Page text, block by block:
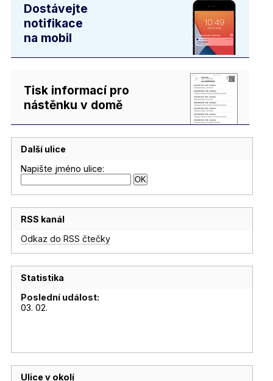
Dostávejte
notifikace
na mobil
Tisk informací pro
nástěnku v domě
Další ulice
Napište jméno ulice:
RSS kanál
Odkaz do RSS čtečky
Statistika
Poslední událost:
03. 02.
Ulice v okolí